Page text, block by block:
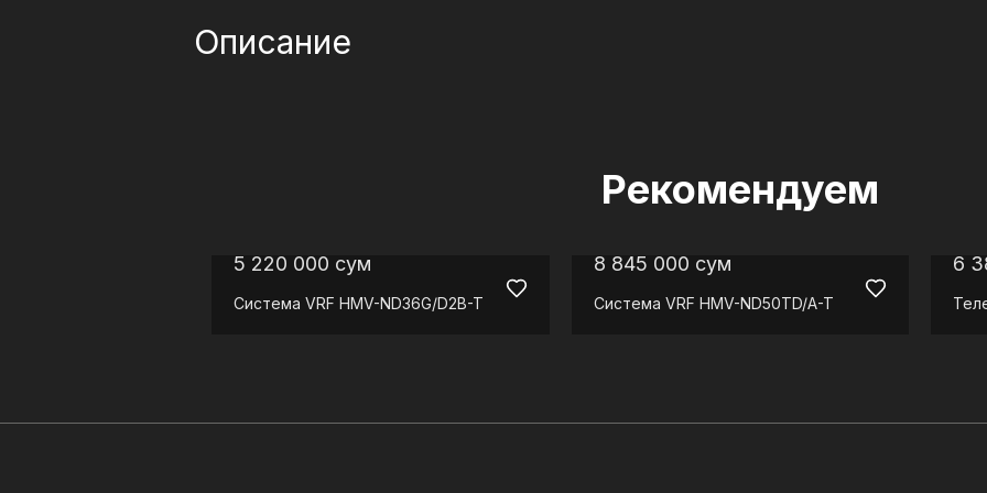
Описание
Рекомендуем
5 220 000 сум
Система VRF HMV-ND36G/D2B-T
8 845 000 сум
Система VRF HMV-ND50TD/A-T
6